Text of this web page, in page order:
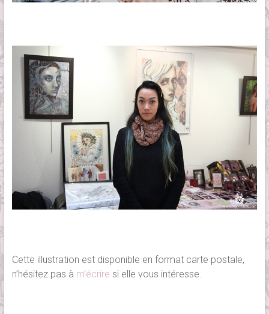
Cette illustration est disponible en format carte postale,
n’hésitez pas à m’écrire si elle vous intéresse.